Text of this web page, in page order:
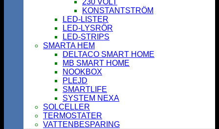
230 VOLT
KONSTANTSTRÖM
LED-LISTER
LED-LYSRÖR
LED-STRIPS
SMARTA HEM
DELTACO SMART HOME
MB SMART HOME
NOOKBOX
PLEJD
SMARTLIFE
SYSTEM NEXA
SOLCELLER
TERMOSTATER
VATTENBESPARING